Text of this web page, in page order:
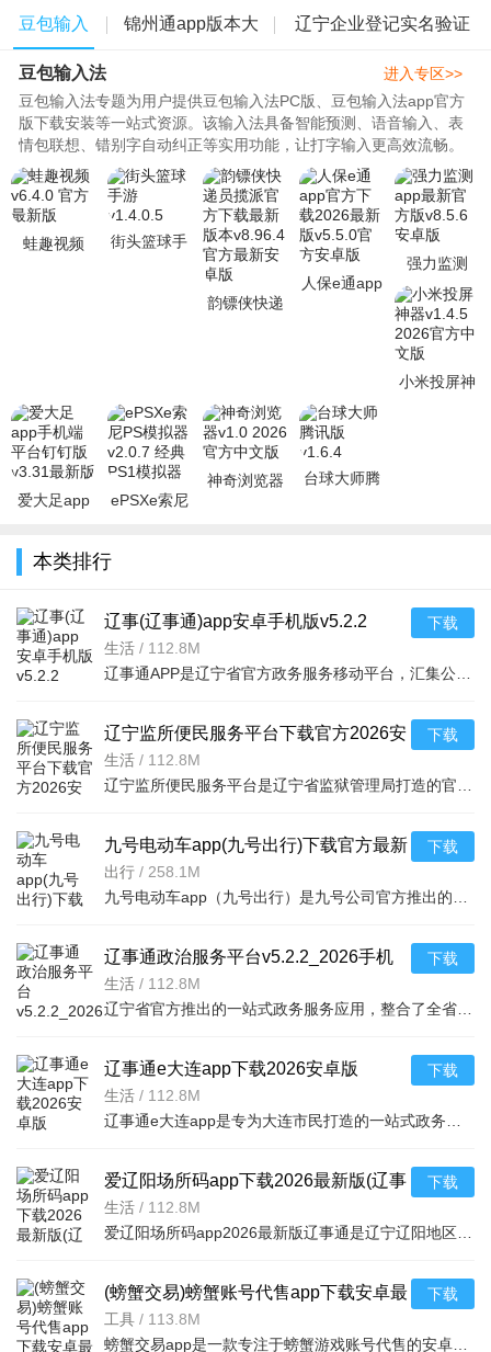
豆包输入
法
锦州通app版本大 辽宁企业登记实名验证
app
豆包输入法
豆包输入法专题为用户提供豆包输入法PC版、豆包输入法app官方
版下载安装等一站式资源。该输入法具备智能预测、语音输入、表
情包联想、错别字自动纠正等实用功能，让打字输入更高效流畅。
无论是办公文档编辑、社交聊天..
进入专区>>
蛙趣视频
街头篮球手
韵镖侠快递
人保e通app
强力监测
app最新官
方版v8.5.6
安卓版
小米投屏神
爱大足app
最新版
ePSXe索尼
神奇浏览器
台球大师腾
本类排行
辽事(辽事通)app安卓手机版v5.2.2
2026政务版
生活 / 112.8M
下载
辽宁监所便民服务平台下载官方2026安
卓版5.2.22026手机版
生活 / 112.8M
下载
九号电动车app(九号出行)下载官方最新
版v6.10.8.1 2026手机版
出行 / 258.1M
下载
辽事通政治服务平台v5.2.2_2026手机
版
生活 / 112.8M
下载
辽事通e大连app下载2026安卓版
v5.2.2-2026手机版
生活 / 112.8M
下载
爱辽阳场所码app下载2026最新版(辽事
通)v5.2.2 2026手机版
生活 / 112.8M
下载
(螃蟹交易)螃蟹账号代售app下载安卓最
新版v6.8.8 2026手机版
工具 / 113.8M
下载